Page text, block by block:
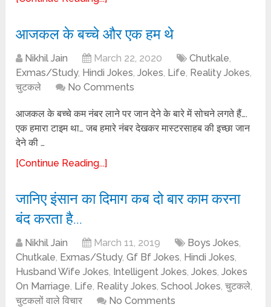
आजकल के बच्चे और एक हम थे
Nikhil Jain March 22, 2020 Chutkale,
Exmas/Study, Hindi Jokes,Jokes, Life, Reality Jokes,
चुटकले
No Comments
आजकल के बच्चे कम नंबर लाने पर जान देने के बारे में सोचने लगते हैं….
एक हमारा टाइम था… जब हमारे नंबर देखकर मास्टरसाहब की इच्छा जान
देने की …
[Continue Reading...]
जानिए इंसान का दिमाग कब दो बार काम करना
बंद करता है…
Nikhil Jain March 11, 2019 Boys Jokes,
Chutkale, Exmas/Study,Gf Bf Jokes, Hindi Jokes,
Husband Wife Jokes, Intelligent Jokes,Jokes,Jokes
On Marriage, Life, Reality Jokes,School Jokes,चुटकले,
चुटकलों वाले विचार
No Comments